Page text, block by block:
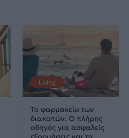
Living
Το φαρμακείο των
διακοπών: Ο πλήρης
οδηγός για ασφαλείς